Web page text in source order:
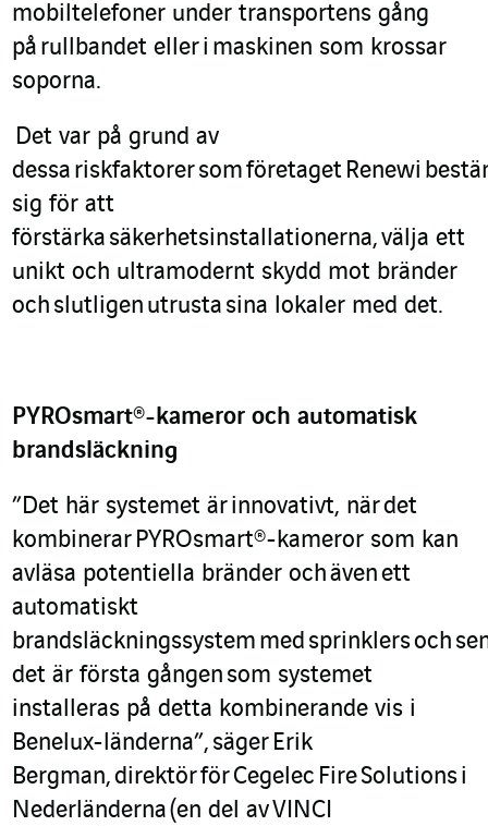
mobiltelefoner under transportens gång
på rullbandet elleri maskinen som krossar
soporna.
Det var på grund av
dessa riskfaktorersomföretaget Renewi
sig för att
förstärka säkerhetsinstallationerna,välja ett
unikt och ultramodernt skydd mot bränder
och slutligen utrusta sina lokaler med det.
PYROsmart®-kameror och automatisk
brandsläckning
”Det här systemet ärinnovativt, närdet
kombinerar PYROsmart®-kameror som kan
avläsa potentiella bränder ochävenett
automatiskt
brandsläckningssystem med sprinklersoch s
det är första gången som systemet
installeras på detta kombinerande vis i
Benelux-länderna”, säger Erik
Bergman,direktörförCegelec FireSolutionsi
Nederländerna(en del avVINCI